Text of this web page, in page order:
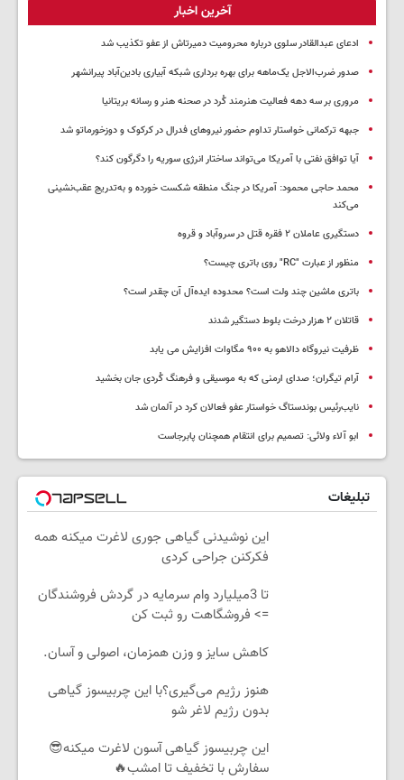
آخرین اخبار
ادعای عبدالقادر سلوی درباره محرومیت دمیرتاش از عفو تکذیب شد
صدور ضرب‌الاجل یک‌ماهه برای بهره برداری شبکه آبیاری بادین‌آباد پیرانشهر
مروری بر سه دهه فعالیت هنرمند کُرد در صحنه هنر و رسانه بریتانیا
جبهه ترکمانی خواستار تداوم حضور نیروهای فدرال در کرکوک و دوزخورماتو شد
آیا توافق نفتی با آمریکا می‌تواند ساختار انرژی سوریه را دگرگون کند؟
محمد حاجی محمود: آمریکا در جنگ منطقه شکست خورده و به‌تدریج عقب‌نشینی
می‌کند
دستگیری عاملان ۲ فقره قتل در سروآباد و قروه
منظور از عبارت "RC" روی باتری چیست؟
باتری ماشین چند ولت است؟ محدوده ایده‌آل آن چقدر است؟
قاتلان ۲ هزار درخت بلوط دستگیر شدند
ظرفیت نیروگاه دالاهو به ۹۰۰ مگاوات افزایش می یابد
آرام تیگران؛ صدای ارمنی که به موسیقی و فرهنگ کُردی جان بخشید
نایب‌رئیس بوندستاگ خواستار عفو فعالان کرد در آلمان شد
ابو آلاء ولائی: تصمیم برای انتقام همچنان پابرجاست
تبلیغات
این نوشیدنی گیاهی جوری لاغرت میکنه همه
فکرکنن جراحی کردی
تا 3میلیارد وام سرمایه در گردش فروشندگان
=> فروشگاهت رو ثبت کن
کاهش سایز و وزن همزمان، اصولی و آسان.
هنوز رژیم می‌گیری؟با این چربیسوز گیاهی
بدون رژیم لاغر شو
این چربیسوز گیاهی آسون لاغرت میکنه😎
سفارش با تخفیف تا امشب🔥